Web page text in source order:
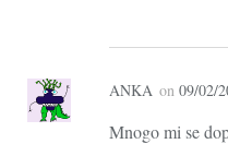
ANKA on 09/02/
Mnogo mi se